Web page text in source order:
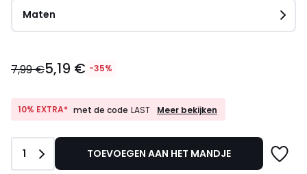
Maten
€
van
€
35%
7,99 €5,19 € -35%
10% EXTRA* met de code LAST
10%
code
LAST
Meer bekijken
Aantal
1 TOEVOEGEN AAN HET MANDJE